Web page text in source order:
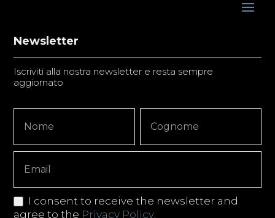
Newsletter
Iscriviti alla nostra newsletter e resta sempre
aggiornato
Signup
Copy
I consent to receive the newsletter and
agree to the Privacy Policy